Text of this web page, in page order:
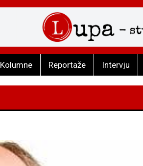
Kolumne Reportaže Intervju